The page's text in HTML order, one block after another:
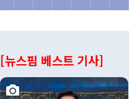
[뉴스핌 베스트 기사]